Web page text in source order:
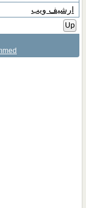
ارشيف ويب
Up